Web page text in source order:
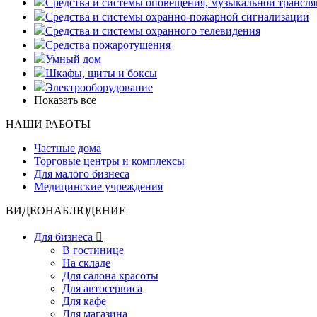
Средства и системы оповещения, музыкальной
Средства и системы охранно-пожарной сигнализации
Средства и системы охранного телевидения
Средства пожаротушения
Умный дом
Шкафы, щиты и боксы
Электрооборудование
Показать все
НАШИ РАБОТЫ
Частные дома
Торговые центры и комплексы
Для малого бизнеса
Медицинские учреждения
ВИДЕОНАБЛЮДЕНИЕ
Для бизнеса 
В гостинице
На складе
Для салона красоты
Для автосервиса
Для кафе
Для магазина